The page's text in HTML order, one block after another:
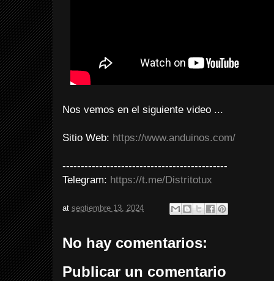
Nos vemos en el siguiente video ...
Sitio Web: https://www.anduinos.com/
---------------------------------------------
Telegram: https://t.me/Distritotux
at septiembre 13, 2024
No hay comentarios:
Publicar un comentario